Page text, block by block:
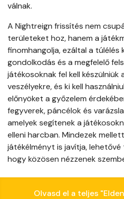
válnak.
A Nightreign frissítés nem
területeket hoz, hanem a
finomhangolja, ezáltal a túlélés
gondolkodás és a megfelelő
játékosoknak fel kell
veszélyekre, és ki kell
előnyöket a győzelem
fegyverek, páncélok és
amelyek segítenek a
elleni harcban. Mindezek
játékélményt is javítja,
hogy közösen nézzenek
Olvasd el a teljes